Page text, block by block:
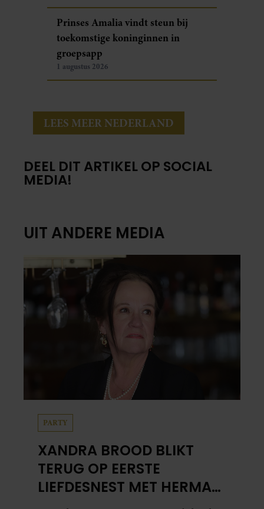
Prinses Amalia vindt steun bij
toekomstige koninginnen in
groepsapp
1 augustus 2026
LEES MEER NEDERLAND
DEEL DIT ARTIKEL OP SOCIAL
MEDIA!
UIT ANDERE MEDIA
PARTY
XANDRA BROOD BLIKT
TERUG OP EERSTE
LIEFDESNEST MET HERMAN
BROOD: “HIER IS LOLA